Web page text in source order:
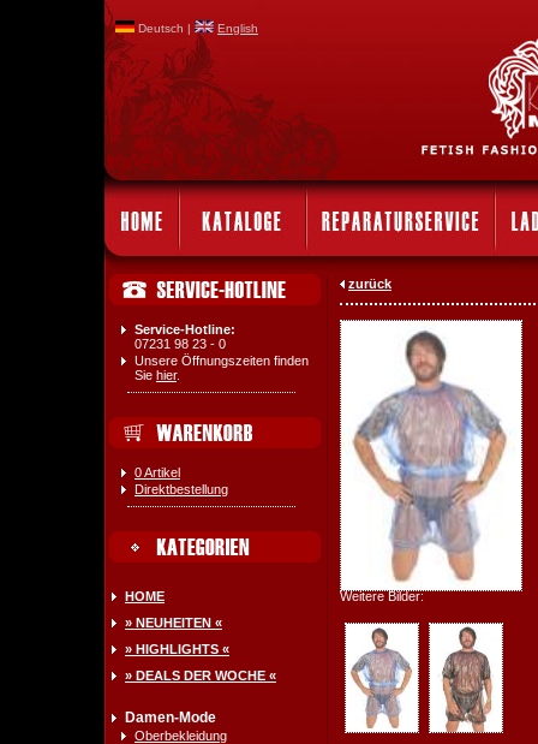
Deutsch | English
Service-Hotline:
07231 98 23 - 0
Unsere Öffnungszeiten finden
Sie hier.
0 Artikel
Direktbestellung
HOME
» NEUHEITEN «
» HIGHLIGHTS «
» DEALS DER WOCHE «
Damen-Mode
Oberbekleidung
zurück
Weitere Bilder: